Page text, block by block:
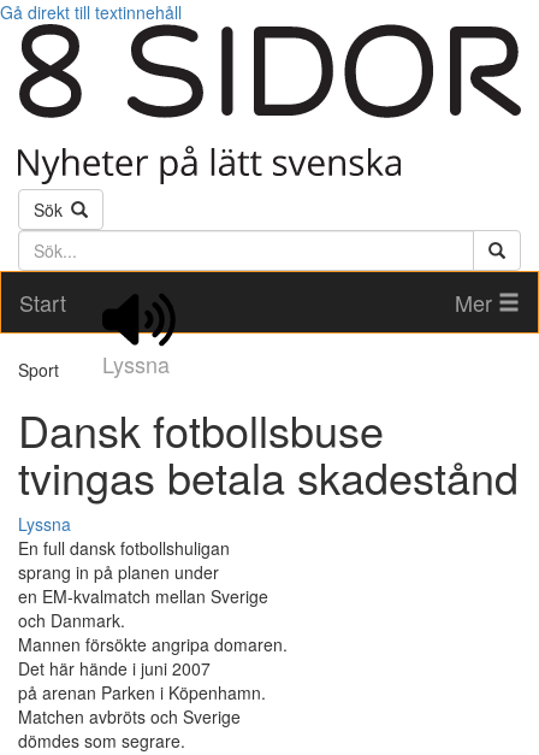
Gå direkt till textinnehåll
Sök
Söktext
Start
Lyssna
Mer
Sport
Dansk fotbollsbuse
tvingas betala skadestånd
Lyssna
En full dansk fotbollshuligan
sprang in på planen under
en EM-kvalmatch mellan Sverige
och Danmark.
Mannen försökte angripa domaren.
Det här hände i juni 2007
på arenan Parken i Köpenhamn.
Matchen avbröts och Sverige
dömdes som segrare.